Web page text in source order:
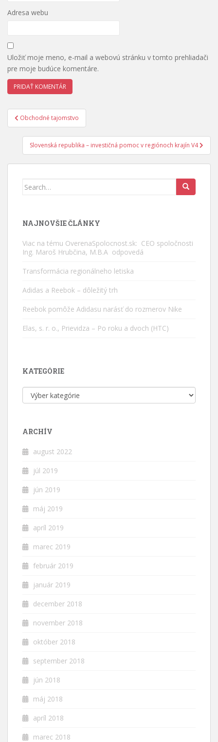
Adresa webu
Uložiť moje meno, e-mail a webovú stránku v tomto prehliadači
pre moje budúce komentáre.
Navigácia
v
článku
Obchodné tajomstvo
Slovenská republika – investičná pomoc v regiónoch krajín V4
Search
NAJNOVŠIE ČLÁNKY
Viac na tému OverenaSpolocnost.sk: CEO spoločnosti
Ing. Maroš Hrubčina, M.B.A odpovedá
Transformácia regionálneho letiska
Adidas a Reebok – dôležitý trh
Reebok pomôže Adidasu narásť do rozmerov Nike
Elas, s. r. o., Prievidza – Po roku a dvoch (HTC)
KATEGÓRIE
Kategórie
ARCHÍV
august 2022
júl 2019
jún 2019
máj 2019
apríl 2019
marec 2019
február 2019
január 2019
december 2018
november 2018
október 2018
september 2018
jún 2018
máj 2018
apríl 2018
marec 2018